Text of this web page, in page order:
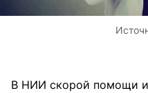
В НИИ скорой помощи